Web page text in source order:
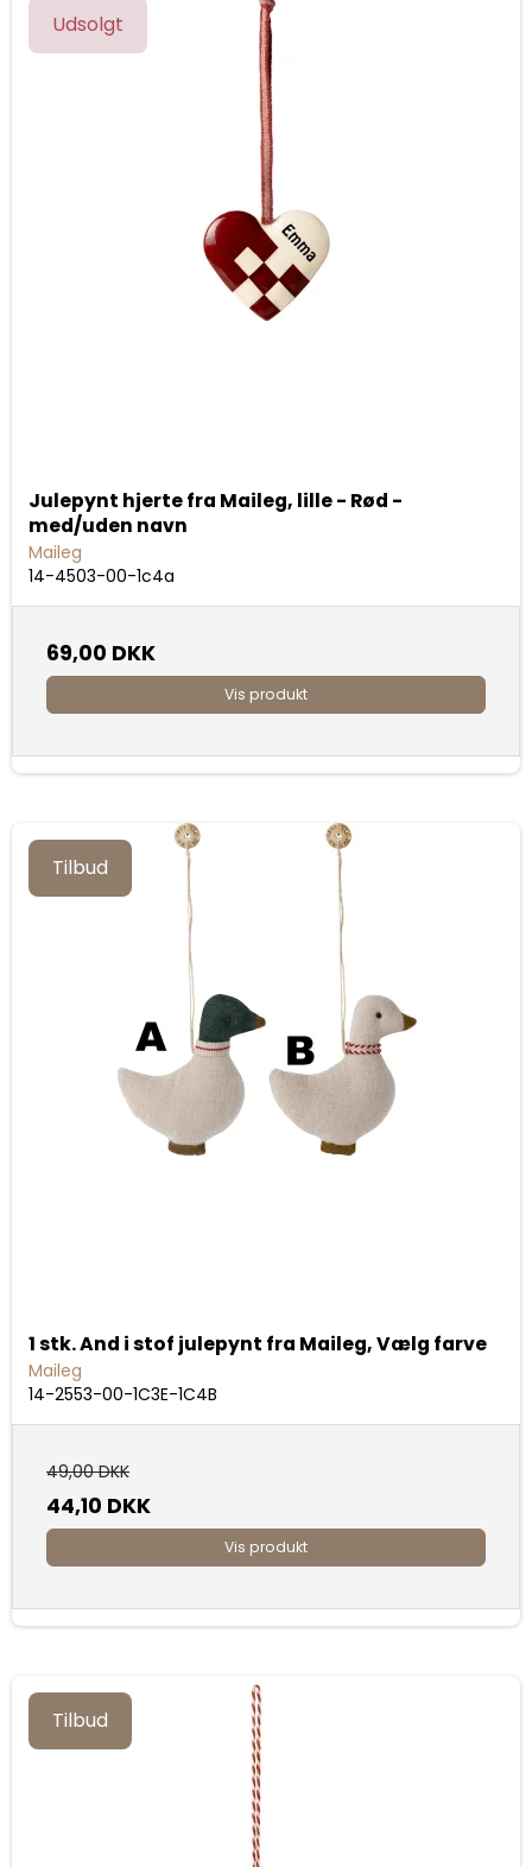
Udsolgt
Julepynt hjerte fra Maileg, lille - Rød -
med/uden navn
Maileg
14-4503-00-1c4a
69,00 DKK
Vis produkt
Tilbud
1 stk. And i stof julepynt fra Maileg, Vælg farve
Maileg
14-2553-00-1C3E-1C4B
49,00 DKK
44,10 DKK
Vis produkt
Tilbud